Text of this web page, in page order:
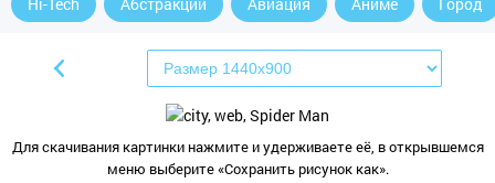
Для скачивания картинки нажмите и удерживаете её, в открывшемся
меню выберите «Сохранить рисунок как».